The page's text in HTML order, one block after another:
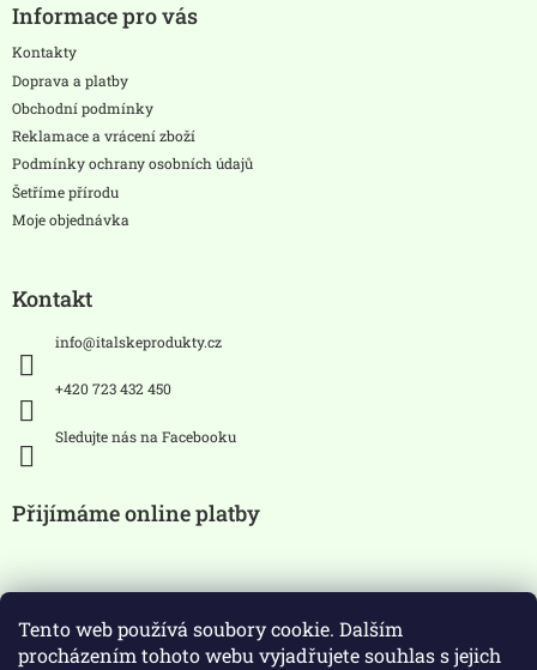
Tento web používá soubory cookie. Dalším
procházením tohoto webu vyjadřujete souhlas s jejich
pInformace pro vás
Kontakty
Doprava a platby
Obchodní podmínky
Reklamace a vrácení zboží
Podmínky ochrany osobních údajů
Šetříme přírodu
Moje objednávka
Kontakt
info@italskeprodukty.cz
+420 723 432 450
Sledujte nás na Facebooku
Přijímáme online platby